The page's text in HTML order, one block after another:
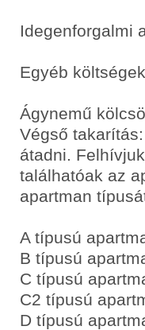
Idegenforgalmi
Egyéb
Ágynemű
Végső
átadni.
találhatóak az
apartman
A típusú
B típusú
C típusú
C2 típusú
D típusú